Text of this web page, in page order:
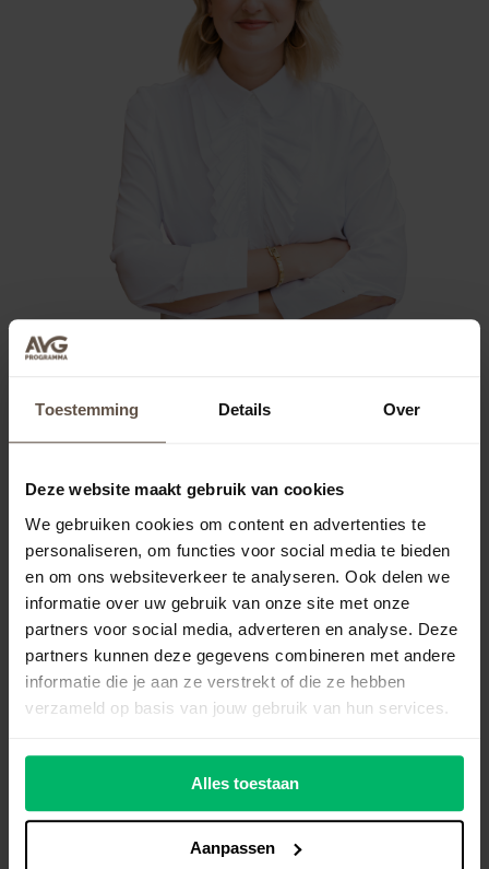
Toestemming Details Over
Deze website maakt gebruik van cookies
We gebruiken cookies om content en advertenties te
personaliseren, om functies voor social media te bieden
en om ons websiteverkeer te analyseren. Ook delen we
informatie over uw gebruik van onze site met onze
partners voor social media, adverteren en analyse. Deze
partners kunnen deze gegevens combineren met andere
informatie die je aan ze verstrekt of die ze hebben
verzameld op basis van jouw gebruik van hun services.
Alles toestaan
Aanpassen
Wijhelpenje graag verder
070-7006723
contact@avg-support.nl